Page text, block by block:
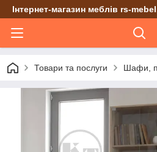
Інтернет-магазин меблів rs-
Товари та послуги Шафи,